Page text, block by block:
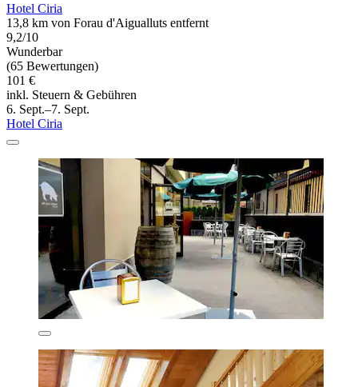
Hotel Ciria
13,8 km von Forau d'Aigualluts entfernt
9,2/10
Wunderbar
(65 Bewertungen)
101 €
inkl. Steuern & Gebühren
6. Sept.–7. Sept.
Hotel Ciria